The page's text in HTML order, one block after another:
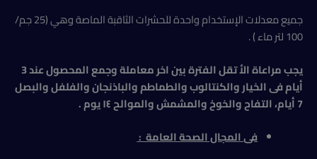
جميع معدلات الإستخدام واحدة للحشرات الثاقبة الماصة وهي (25 جم/
100 لتر ماء ) .
يجب مراعاة الأ تقل الفترة بين اخر معاملة وجمع المحصول عند 3
أيام فى الخيار والكنتالوب والطماطم والباذنجان والفلفل والبصل
7 أيام، التفاح والخوخ والمشمش والموالح ١٤ يوم .
فى المجال الصحة العامة :